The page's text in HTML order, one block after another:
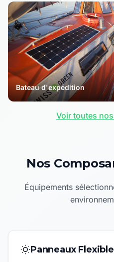
Bateau d'expédition
Voir toutes
Nos
Équipements
Panneaux